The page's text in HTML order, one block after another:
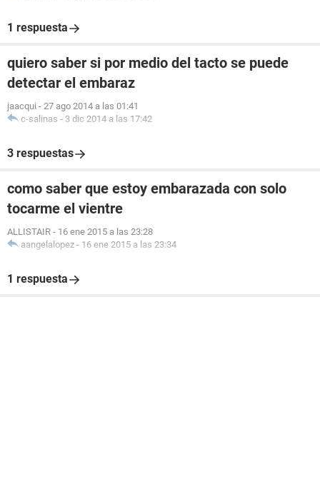
1 respuesta
quiero saber si por medio del tacto se puede
detectar el embaraz
jaacqui - 27 ago 2014 a las 01:41
c-salinas - 3 dic 2014 a las 17:42
3 respuestas
como saber que estoy embarazada con solo
tocarme el vientre
ALLISTAIR - 16 ene 2015 a las 23:28
aangelalopez - 16 ene 2015 a las 23:34
1 respuesta